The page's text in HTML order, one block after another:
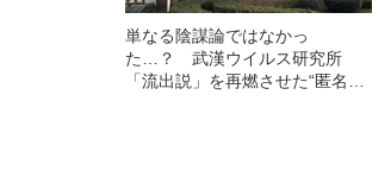
単なる陰謀論ではなかっ
た…？ 武漢ウイルス研究所
「流出説」を再燃させた“匿名専